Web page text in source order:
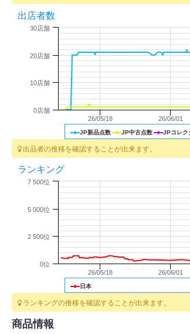
出店者数
JP新品点数 JP中古点数 JPコレク
26/05/18 26/06/01
0店舗
10店舗
20店舗
30店舗
出品者の推移を確認することが出来ます。
ランキング
日本
26/05/18 26/06/01
0位
2 500位
5 000位
7 500位
ランキングの推移を確認することが出来ます。
商品情報